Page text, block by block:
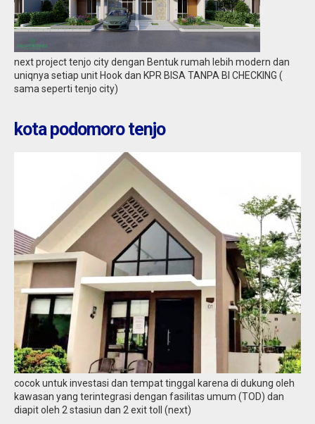
tenjo : kota podomoro tenjo
Jual 271.502.001
next project tenjo city dengan Bentuk rumah lebih modern dan
uniqnya setiap unit Hook dan KPR BISA TANPA BI CHECKING (
sama seperti tenjo city)
kota podomoro tenjo
cocok untuk investasi dan tempat tinggal karena di dukung oleh
kawasan yang terintegrasi dengan fasilitas umum (TOD) dan
diapit oleh 2 stasiun dan 2 exit toll (next)